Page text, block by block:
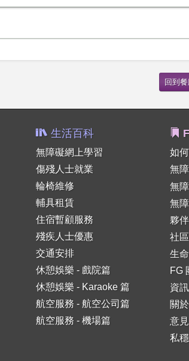
生活百科
無障礙網上學習
傷殘人士就業
輪椅維修
輔具租賃
住宿暫顧服務
殘疾人士優惠
交通安排
休憩娛樂 - 戲院篇
休憩娛樂 - Karaoke 篇
航空服務 - 航空公司篇
航空服務 - 機場篇
如
無
無
無
夥
社
生
FG
資
關
意
私